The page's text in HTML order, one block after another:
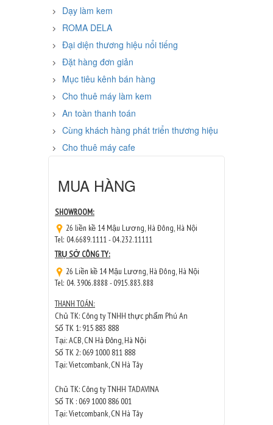
Dạy làm kem
ROMA DELA
Đại diện thương hiệu nổi tiếng
Đặt hàng đơn giản
Mục tiêu kênh bán hàng
Cho thuê máy làm kem
An toàn thanh toán
Cùng khách hàng phát triển thương hiệu
Cho thuê máy cafe
MUA HÀNG
SHOWROOM:
26 liền kề 14 Mậu Lương, Hà Đông, Hà Nội
Tel: 04.6689.1111 - 04.232.11111
TRỤ SỞ CÔNG TY:
26 Liền kề 14 Mậu Lương, Hà Đông, Hà Nội
Tel: 04. 3906.8888 - 0915.883.888
THANH TOÁN:
Chủ TK: Công ty TNHH thực phẩm Phú An
Số TK 1: 915 883 888
Tại: ACB, CN Hà Đông, Hà Nội
Số TK 2: 069 1000 811 888
Tại: Vietcombank, CN Hà Tây
Chủ TK: Công ty TNHH TADAVINA
Số TK : 069 1000 886 001
Tại: Vietcombank, CN Hà Tây